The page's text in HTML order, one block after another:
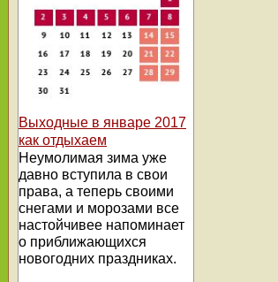
Выходные в январе 2017
как отдыхаем
Неумолимая зима уже
давно вступила в свои
права, а теперь своими
снегами и морозами все
настойчивее напоминает
о приближающихся
новогодних праздниках.